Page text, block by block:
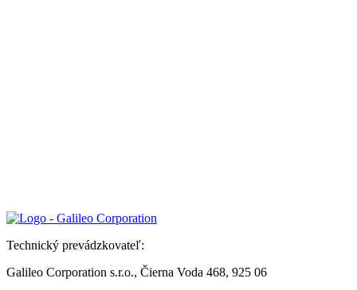
Technický prevádzkovateľ:
Galileo Corporation s.r.o., Čierna Voda 468, 925 06